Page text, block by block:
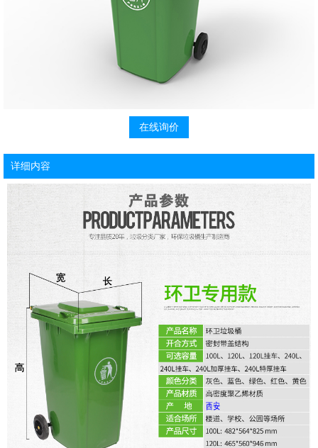
在线询价
详细内容